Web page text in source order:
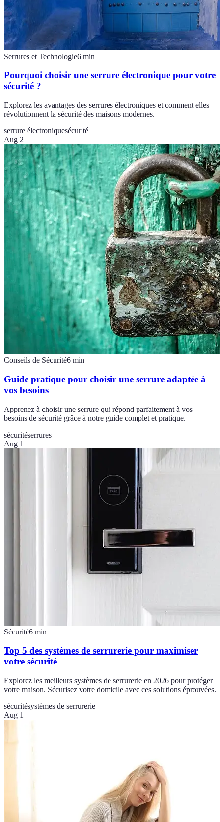
Serrures et Technologie6 min
Pourquoi choisir une serrure électronique pour votre
sécurité ?
Explorez les avantages des serrures électroniques et comment elles
révolutionnent la sécurité des maisons modernes.
serrure électroniquesécurité
Aug 2
Conseils de Sécurité6 min
Guide pratique pour choisir une serrure adaptée à
vos besoins
Apprenez à choisir une serrure qui répond parfaitement à vos
besoins de sécurité grâce à notre guide complet et pratique.
sécuritéserrures
Aug 1
Sécurité6 min
Top 5 des systèmes de serrurerie pour maximiser
votre sécurité
Explorez les meilleurs systèmes de serrurerie en 2026 pour protéger
votre maison. Sécurisez votre domicile avec ces solutions éprouvées.
sécuritésystèmes de serrurerie
Aug 1